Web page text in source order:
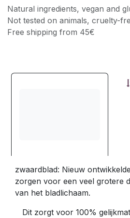
Natural ingredients, vegan and
Not tested on animals, cruelty-
Free shipping from 45€
zwaardblad: Nieuw
zorgen voor een veel grotere
van het bladlichaam.
Dit zorgt voor 100%